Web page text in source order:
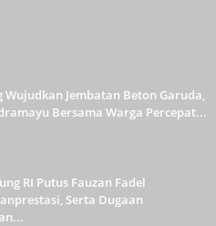
Wujudkan Jembatan Beton Garuda,
Bersama Warga Percepat...
RI Putus Fauzan Fadel
Serta Dugaan